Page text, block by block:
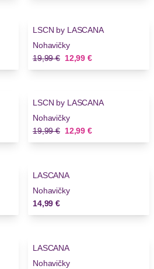
LSCN by LASCANA
Nohavičky
Stará cena
19,99 € Nová cena
12,99 €
LSCN by LASCANA
Nohavičky
Stará cena
19,99 € Nová cena
12,99 €
Novinky
LASCANA
Nohavičky
14,99 €
Novinky
LASCANA
Nohavičky